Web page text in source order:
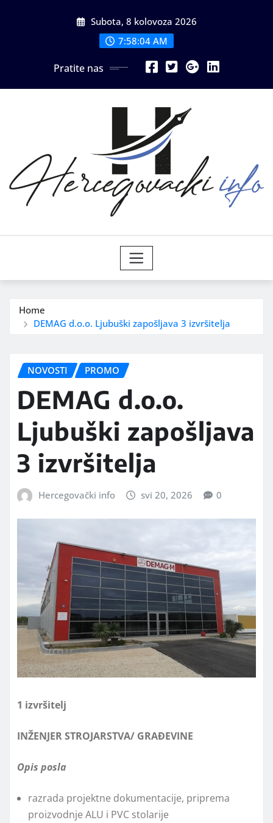
Subota, 8 kolovoza 2026
7:58:06 AM
Pratite nas
Home
DEMAG d.o.o. Ljubuški zapošljava 3 izvršitelja
NOVOSTI PROMO
DEMAG d.o.o.
Ljubuški zapošljava
3 izvršitelja
Hercegovački info svi 20, 2026 0
1 izvršitelj
INŽENJER STROJARSTVA/ GRAĐEVINE
Opis posla
razrada projektne dokumentacije, priprema
proizvodnje ALU i PVC stolarije